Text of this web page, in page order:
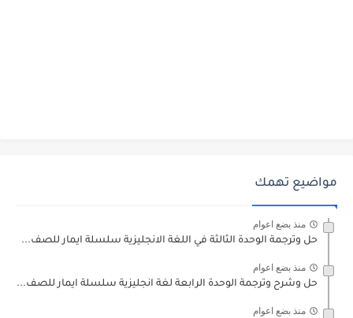
مواضيع تهمك
منذ بضع اعوام
حل وترجمة الوحدة الثالثة في اللغة الانجليزية سلسلة ايمار للصف...
منذ بضع اعوام
حل وشرح وترجمة الوحدة الرابعة لغة انجليزية سلسلة ايمار للصف...
منذ بضع اعوام